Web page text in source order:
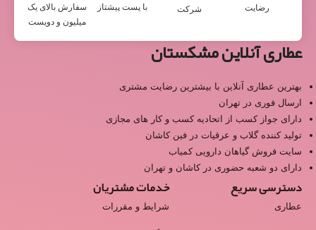
رضایت
شرکت
با پست پیشتاز
سفارش بالای یک
میلیون و دویست
عطاری آنلاین مشکستان
بهترین عطاری آنلاین با بیشترین رضایت مشتری
ارسال فوری در تهران
دارای جواز کسب از اتحادیه کسب و کار های مجازی
تولید کننده گلاب و عرقیات در فین کاشان
سایت فروش گیاهان دارویی کمیاب
دارای دو شعبه حضوری در کاشان و تهران
دسترسی سریع
عطاری
خدمات مشتریان
شرایط و مقررات